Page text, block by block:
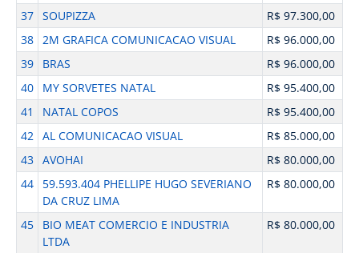
37 SOUPIZZA
R$ 97.300,00
38 2M GRAFICA COMUNICACAO VISUAL
R$ 96.000,00
39
BRAS
R$ 96.000,00
40
MY SORVETES NATAL
R$ 95.400,00
41
NATAL COPOS
R$ 95.400,00
42 AL COMUNICACAO VISUAL
R$ 85.000,00
43 AVOHAI
R$ 80.000,00
44
59.593.404 PHELLIPE HUGO SEVERIANO
DA CRUZ LIMA
R$ 80.000,00
45
BIO MEAT COMERCIO E INDUSTRIA
LTDA
R$ 80.000,00